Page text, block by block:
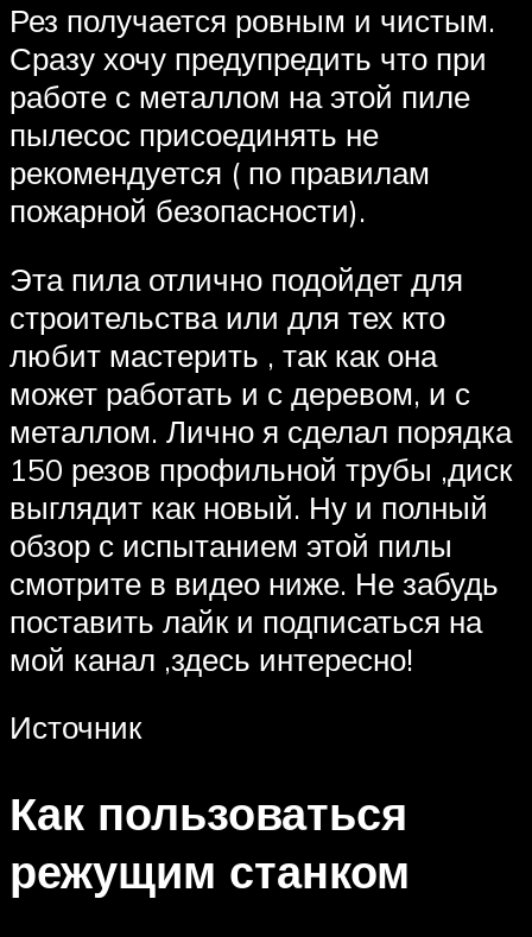
Рез получается ровным и чистым.
Сразу хочу предупредить что при
работе с металлом на этой пиле
пылесос присоединять не
рекомендуется ( по правилам
пожарной безопасности).
Эта пила отлично подойдет для
строительства или для тех кто
любит мастерить , так как она
может работать и с деревом, и с
металлом. Лично я сделал порядка
150 резов профильной трубы ,диск
выглядит как новый. Ну и полный
обзор с испытанием этой пилы
смотрите в видео ниже. Не забудь
поставить лайк и подписаться на
мой канал ,здесь интересно!
Источник
Как пользоваться
режущим станком